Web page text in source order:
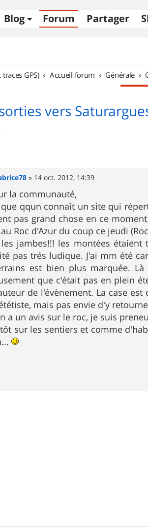
Blog Forum Partager
traces GPS)
Accueil forum Générale
vers
» 14 oct. 2012, 14:39
la communauté,
que qqun connaît un site qui
pas grand chose en ce
Roc d'Azur du coup ce jeudi
jambes!!! les montées
pas trés ludique. J'ai mm été
est bien plus marquée.
que c'était pas en plein
de l'évènement. La case
mais pas envie d'y
a un avis sur le roc, je suis
sur les sentiers et comme